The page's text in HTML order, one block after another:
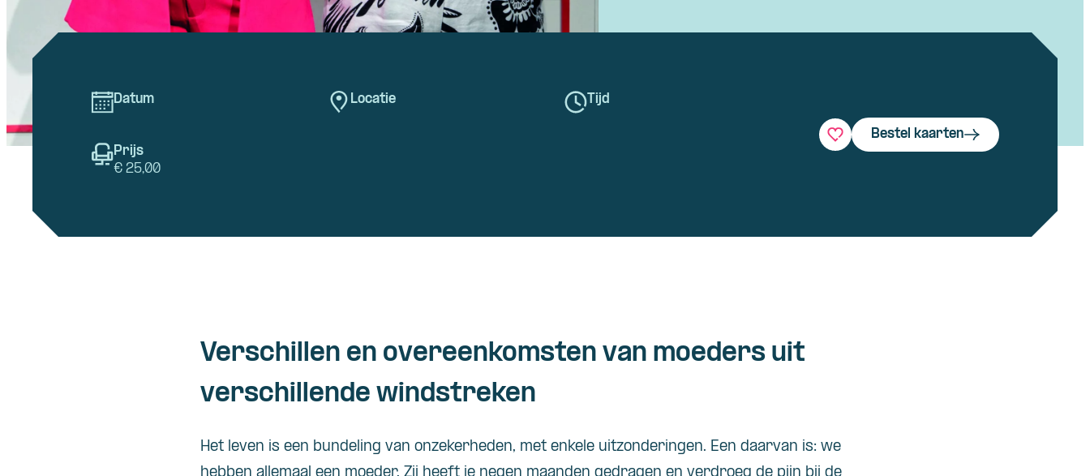
Datum Locatie Tijd
Prijs
€ 25,00
Bestel kaarten
Verschillen en overeenkomsten van moeders uit
verschillende windstreken
Het leven is een bundeling van onzekerheden, met enkele uitzonderingen. Een daarvan is: we